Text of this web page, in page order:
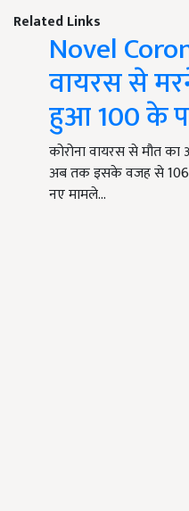
Related Links
Novel
वायरस से
हुआ 100 के
कोरोना वायरस से मौत का
अब तक इसके वजह से 106
नए मामले…